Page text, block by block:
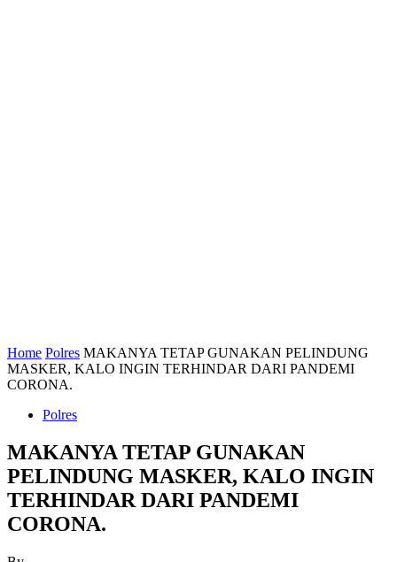
Home Polres MAKANYA TETAP GUNAKAN PELINDUNG
MASKER, KALO INGIN TERHINDAR DARI PANDEMI
CORONA.
Polres
MAKANYA TETAP GUNAKAN
PELINDUNG MASKER, KALO INGIN
TERHINDAR DARI PANDEMI
CORONA.